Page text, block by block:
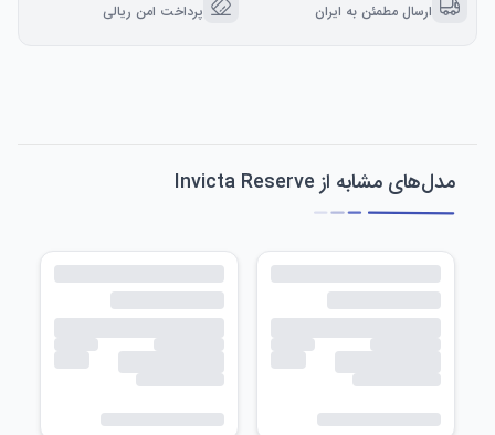
ارسال مطمئن به ایران پرداخت امن ریالی
مدل‌های مشابه از Invicta Reserve